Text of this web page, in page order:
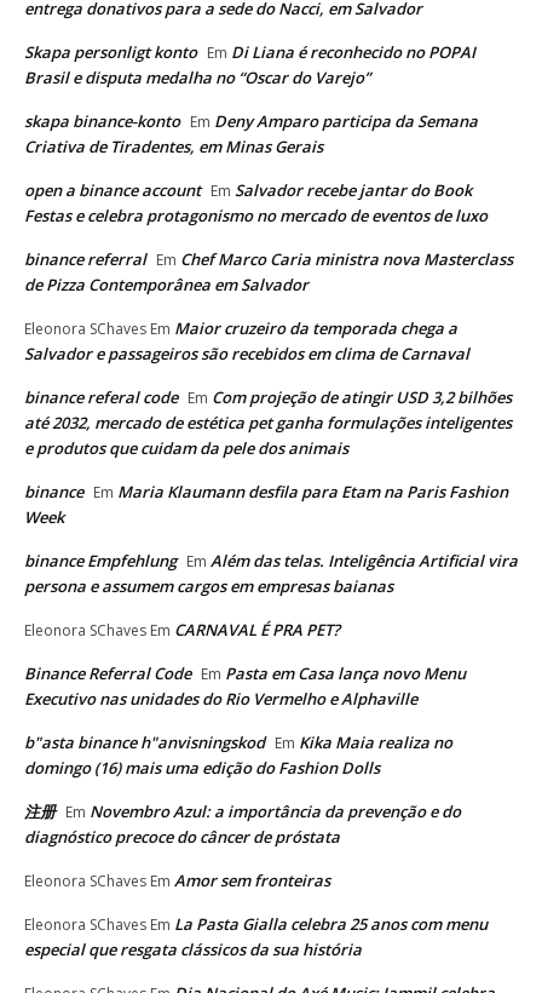
entrega donativos para a sede do Nacci, em Salvador
Skapa personligt konto Em Di Liana é reconhecido no POPAI
Brasil e disputa medalha no “Oscar do Varejo”
skapa binance-konto Em Deny Amparo participa da Semana
Criativa de Tiradentes, em Minas Gerais
open a binance account Em Salvador recebe jantar do Book
Festas e celebra protagonismo no mercado de eventos de luxo
binance referral Em Chef Marco Caria ministra nova Masterclass
de Pizza Contemporânea em Salvador
Eleonora SChaves Em Maior cruzeiro da temporada chega a
Salvador e passageiros são recebidos em clima de Carnaval
binance referal code Em Com projeção de atingir USD 3,2 bilhões
até 2032, mercado de estética pet ganha formulações inteligentes
e produtos que cuidam da pele dos animais
binance Em Maria Klaumann desfila para Etam na Paris Fashion
Week
binance Empfehlung Em Além das telas. Inteligência Artificial vira
persona e assumem cargos em empresas baianas
Eleonora SChaves Em CARNAVAL É PRA PET?
Binance Referral Code Em Pasta em Casa lança novo Menu
Executivo nas unidades do Rio Vermelho e Alphaville
b"asta binance h"anvisningskod Em Kika Maia realiza no
domingo (16) mais uma edição do Fashion Dolls
注册 Em Novembro Azul: a importância da prevenção e do
diagnóstico precoce do câncer de próstata
Eleonora SChaves Em Amor sem fronteiras
Eleonora SChaves Em La Pasta Gialla celebra 25 anos com menu
especial que resgata clássicos da sua história